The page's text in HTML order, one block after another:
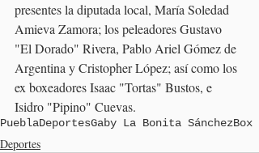
presentes la diputada local, María Soledad
Amieva Zamora; los peleadores Gustavo
"El Dorado" Rivera, Pablo Ariel Gómez de
Argentina y Cristopher López; así como los
ex boxeadores Isaac "Tortas" Bustos, e
Isidro "Pipino" Cuevas.
PueblaDeportesGaby La Bonita SánchezBox
Deportes